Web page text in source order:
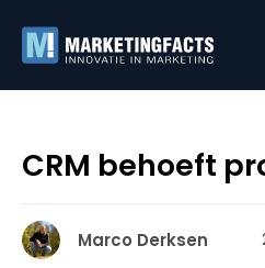
CRM behoeft
Marco Derksen